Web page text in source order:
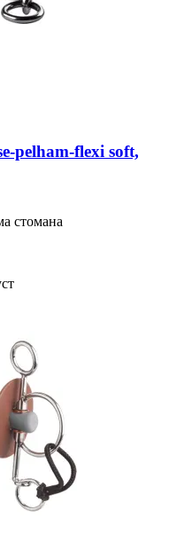
​pelham-​flexi soft,
стомана